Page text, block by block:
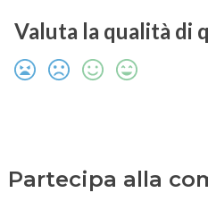
Valuta la qualità di
Partecipa alla